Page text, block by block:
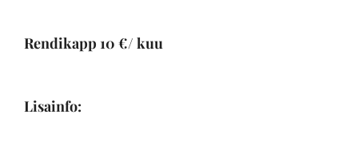
Rendikapp 10 €/ kuu
Lisainfo: